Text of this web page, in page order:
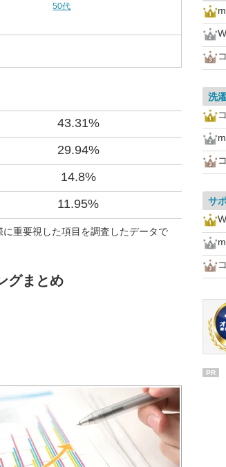
50代
43.31%
29.94%
14.8%
11.95%
重要視した項目を調査したデータで
グまとめ
洗
サ
PR